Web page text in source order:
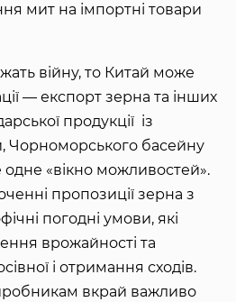
мит на імпортні товари
війну, то Китай може
— експорт зерна та інших
продукції із
Чорноморського басейну
«вікно можливостей».
пропозиції зерна з
погодні умови, які
врожайності та
і отримання сходів.
вкрай важливо